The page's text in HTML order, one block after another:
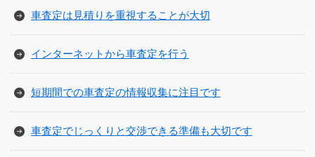
車査定は見積りを重視することが大切
インターネットから車査定を行う
短期間での車査定の情報収集に注目です
車査定でじっくりと交渉できる準備も大切です